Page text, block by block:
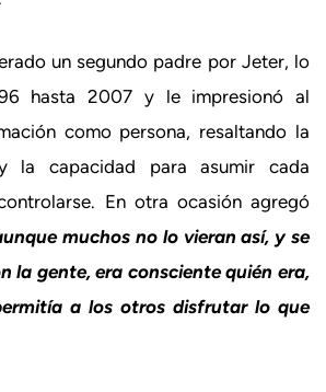
un segundo padre por Jeter, lo
hasta 2007 y le impresionó al
como persona, resaltando la
la capacidad para asumir cada
En otra ocasión agregó
muchos no lo vieran así, y se
la gente, era consciente quién era,
a los otros disfrutar lo que